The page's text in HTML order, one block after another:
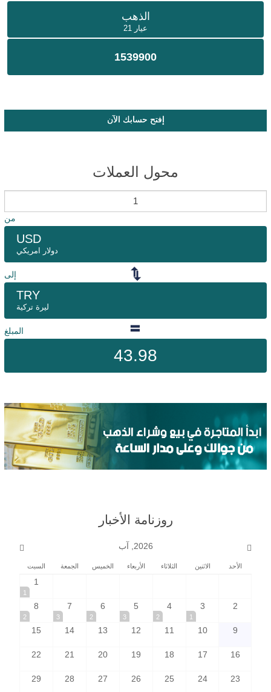
الذهب
عيار 21
1539900
إفتح حسابك الآن
محول العملات
من
USD
دولار امريكي
إلى
TRY
ليرة تركية
المبلغ
43.98
روزنامة الأخبار
2026, آب
الأحد الاثنين الثلاثاء الأربعاء الخميس الجمعة السبت
1
1
2
3
1
4
2
5
3
6
2
7
3
8
2
9
10
11
12
13
14
15
16
17
18
19
20
21
22
23
24
25
26
27
28
29